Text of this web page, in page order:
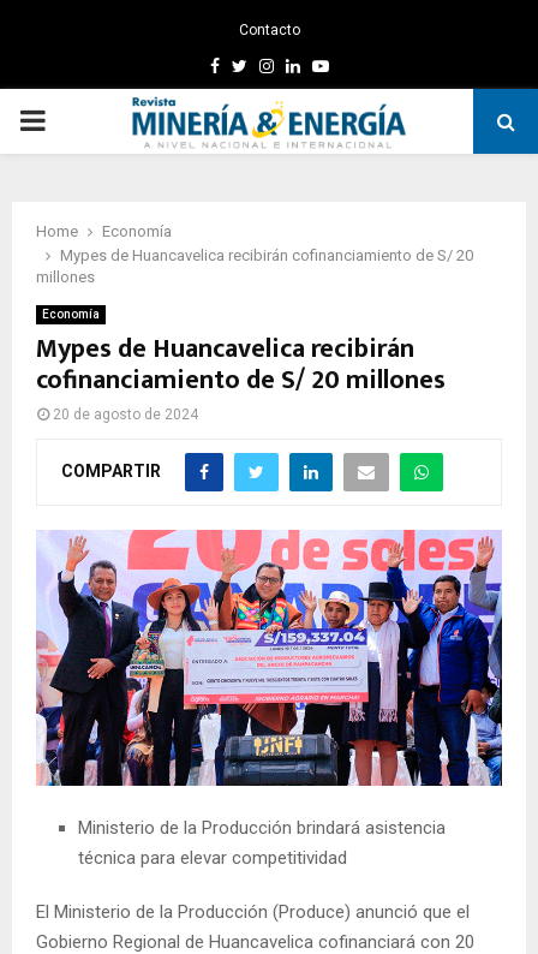
Contacto
Facebook
TwitterInstagram
LinkedinYoutube
PRIMARY
Home
Economía
Mypes de Huancavelica recibirán cofinanciamiento de S/ 20
millones
Economía
Mypes de Huancavelica recibirán
cofinanciamiento de S/ 20 millones
20 de agosto de 2024
COMPARTIR
Ministerio de la Producción brindará asistencia
técnica para elevar competitividad
El Ministerio de la Producción (Produce) anunció que el
Gobierno Regional de Huancavelica cofinanciará con 20